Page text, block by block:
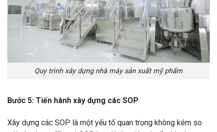
Quy trình xây dựng nhà máy sản xuất mỹ phẩm
Bước 5: Tiến hành xây dựng các SOP
Xây dựng các SOP là một yếu tố quan trọng không kém so